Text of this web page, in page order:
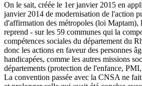
On le sait, créée le 1er janvier 2015 en
janvier 2014 de modernisation de l'action
d'affirmation des métropoles (loi Maptam),
reprend - sur les 59 communes qui la
compétences sociales du département du
donc les actions en faveur des personnes
handicapées, comme les autres missions
départements (protection de l'enfance,
La convention passée avec la CNSA ne